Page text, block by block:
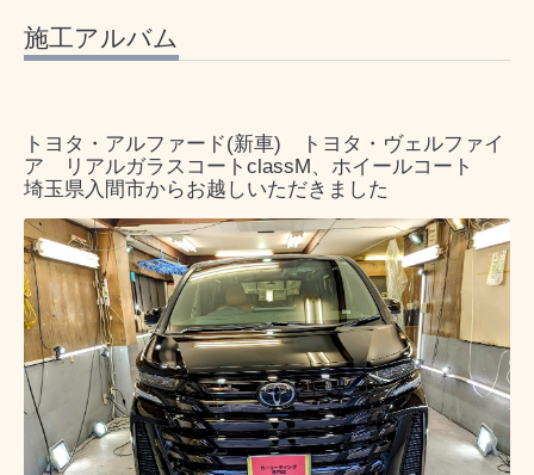
施工アルバム
トヨタ・アルファード(新車) トヨタ・ヴェルファイ
ア リアルガラスコートclassM、ホイールコート
埼玉県入間市からお越しいただきました